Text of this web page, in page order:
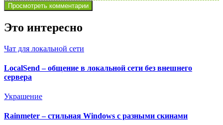
Просмотреть комментарии
Это интересно
Чат для локальной сети
LocalSend – общение в локальной сети без внешнего
сервера
Украшение
Rainmeter – стильная Windows с разными скинами